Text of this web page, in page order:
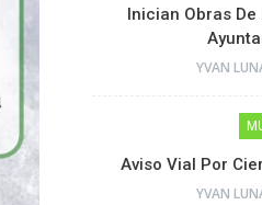
Inician Obras
YVAN
Aviso Vial Por
YVAN